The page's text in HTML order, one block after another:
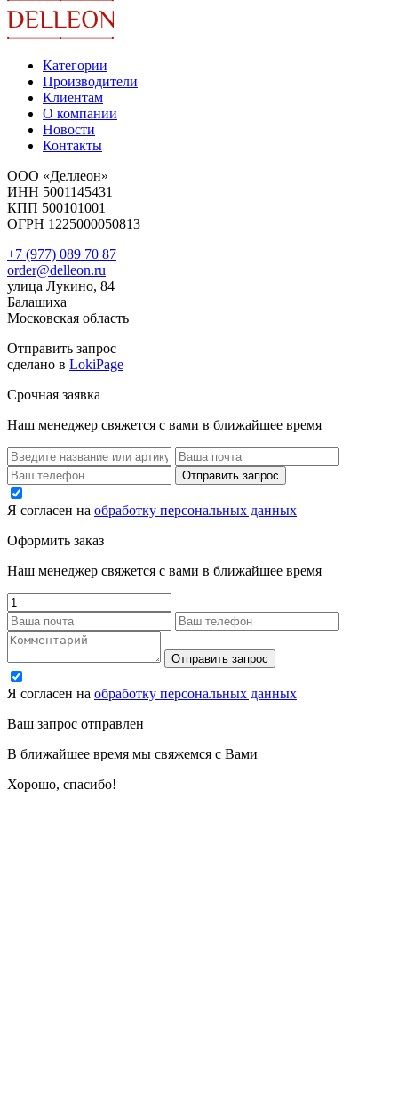
Категории
Производители
Клиентам
О компании
Новости
Контакты
ООО «Деллеон»
ИНН 5001145431
КПП 500101001
ОГРН 1225000050813
+7 (977) 089 70 87
order@delleon.ru
улица Лукино, 84
Балашиха
Московская область
Отправить запрос
сделано в LokiPage
Срочная заявка
Наш менеджер свяжется с вами в ближайшее время
Я согласен на обработку персональных данных
Оформить заказ
Наш менеджер свяжется с вами в ближайшее время
Я согласен на обработку персональных данных
Ваш запрос отправлен
В ближайшее время мы свяжемся с Вами
Хорошо, спасибо!